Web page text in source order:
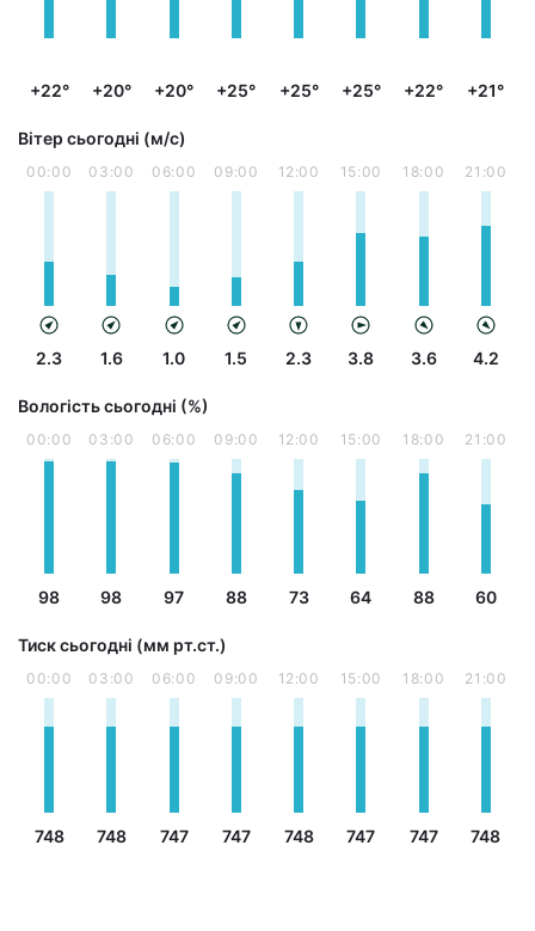
+22° +20° +20° +25° +25° +25° +22° +21°
Вітер сьогодні (м/с)
00:00
2.3
03:00
1.6
06:00
1.0
09:00
1.5
12:00
2.3
15:00
3.8
18:00
3.6
21:00
4.2
Вологість сьогодні (%)
00:00
98
03:00
98
06:00
97
09:00
88
12:00
73
15:00
64
18:00
88
21:00
60
Тиск сьогодні (мм рт.ст.)
00:00
748
03:00
748
06:00
747
09:00
747
12:00
748
15:00
747
18:00
747
21:00
748